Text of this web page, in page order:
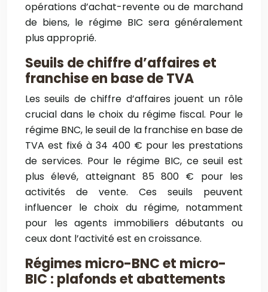
opérations d’achat-revente ou de marchand
de biens, le régime BIC sera généralement
plus approprié.
Seuils de chiffre d’affaires et
franchise en base de TVA
Les seuils de chiffre d’affaires jouent un rôle
crucial dans le choix du régime fiscal. Pour le
régime BNC, le seuil de la franchise en base de
TVA est fixé à 34 400 € pour les prestations
de services. Pour le régime BIC, ce seuil est
plus élevé, atteignant 85 800 € pour les
activités de vente. Ces seuils peuvent
influencer le choix du régime, notamment
pour les agents immobiliers débutants ou
ceux dont l’activité est en croissance.
Régimes micro-BNC et micro-
BIC : plafonds et abattements